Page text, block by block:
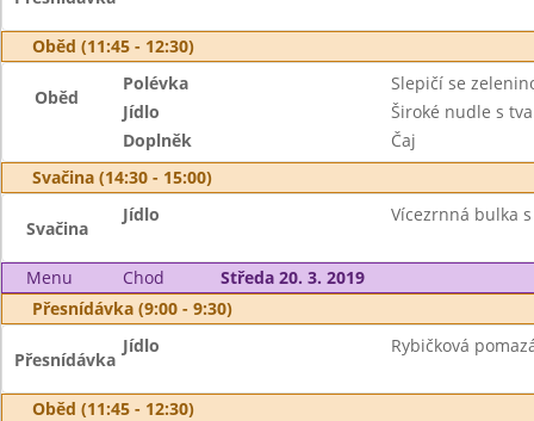
Oběd (11:45 - 12:30)
Oběd
Polévka
Slepičí se
Jídlo
Široké nudle s
Doplněk
Čaj
Svačina (14:30 - 15:00)
Svačina
Jídlo Vícezrnná bulka
Menu Chod
Středa 20. 3. 2019
Přesnídávka (9:00 - 9:30)
Přesnídávka
Jídlo Rybičková
Oběd (11:45 - 12:30)